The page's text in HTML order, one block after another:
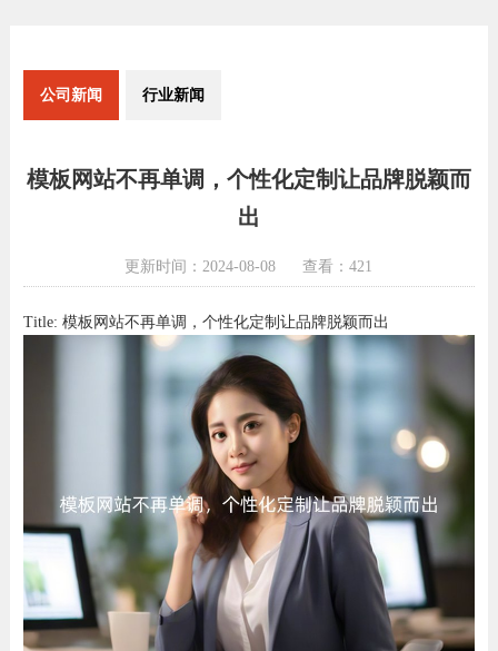
公司新闻 行业新闻
模板网站不再单调，个性化定制让品牌脱颖而
出
更新时间：2024-08-08 查看：421
Title: 模板网站不再单调，个性化定制让品牌脱颖而出